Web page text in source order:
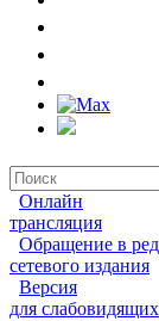
Онлайн
трансляция
Обращение в
сетевого издания
Версия
для слабовидящих